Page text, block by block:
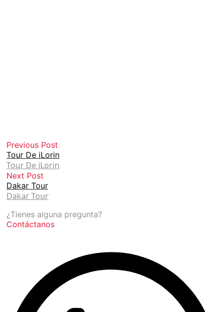
Previous Post
Tour De iLorin
Tour De iLorin
Next Post
Dakar Tour
Dakar Tour
¿Tienes alguna pregunta?
Contáctanos